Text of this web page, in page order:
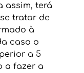
assim, terá
tratar de
à
caso o
a 5
a fazer a